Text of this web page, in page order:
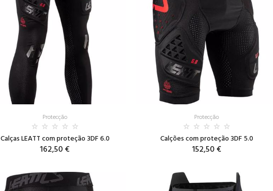
Protecção
Calças LEATT com proteção 3DF 6.0
162,50 €
Protecção
Calções com proteção 3DF 5.0
152,50 €